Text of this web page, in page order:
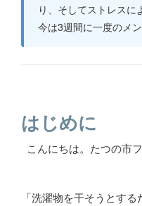
り、そしてストレスに
今は3週間に一度のメ
はじめに
こんにちは。たつの市
「洗濯物を干そうとす